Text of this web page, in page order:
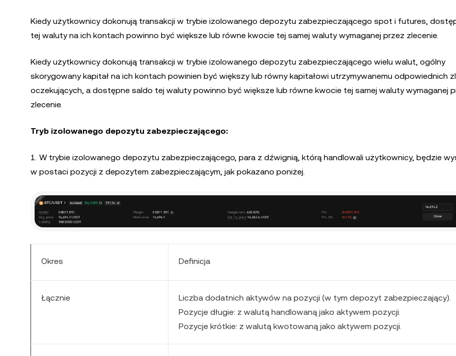
Kiedy użytkownicy dokonują transakcji w trybie izolowanego depozytu zabezpieczającego spot i futures,
tej waluty na ich kontach powinno być większe lub równe kwocie tej samej waluty wymaganej przez zlecenie.
Kiedy użytkownicy dokonują transakcji w trybie izolowanego depozytu zabezpieczającego wielu walut, ogólny
skorygowany kapitał na ich kontach powinien być większy lub równy kapitałowi utrzymywanemu odpowiednich
oczekujących, a dostępne saldo tej waluty powinno być większe lub równe kwocie tej samej waluty wymaganej
zlecenie.
Tryb izolowanego depozytu zabezpieczającego:
1. W trybie izolowanego depozytu zabezpieczającego, para z dźwignią, którą handlowali użytkownicy, będzie
w postaci pozycji z depozytem zabezpieczającym, jak pokazano poniżej.
Okres Definicja
Łącznie
Liczba dodatnich aktywów na pozycji (w tym depozyt zabezpieczający).
Pozycje długie: z walutą handlowaną jako aktywem pozycji.
Pozycje krótkie: z walutą kwotowaną jako aktywem pozycji.